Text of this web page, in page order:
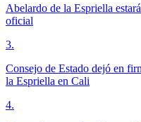
Abelardo de la Espriella
oficial
3.
Consejo de Estado dejó en
la Espriella en Cali
4.